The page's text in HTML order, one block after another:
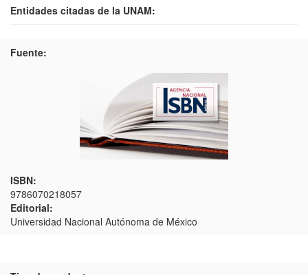
Entidades citadas de la UNAM:
Fuente:
ISBN:
9786070218057
Editorial:
Universidad Nacional Autónoma de México